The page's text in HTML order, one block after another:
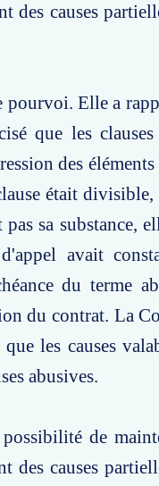
des causes
pourvoi. Elle a
que les
des
était
sa substance,
avait
du terme
du contrat. La
les causes
abusives.
de
des causes